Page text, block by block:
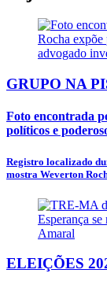
GRUPO NA
Foto encontrada
políticos e
Registro localizado
mostra Weverton
ELEIÇÕES